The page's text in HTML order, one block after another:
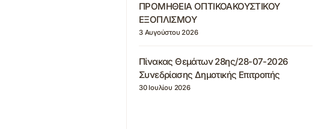
ΠΡΟΜΗΘΕΙΑ ΟΠΤΙΚΟΑΚΟΥΣΤΙΚΟΥ
ΕΞΟΠΛΙΣΜΟΥ
3 Αυγούστου 2026
Πίνακας Θεμάτων 28ης/28-07-2026
Συνεδρίασης Δημοτικής Επιτροπής
30 Ιουλίου 2026